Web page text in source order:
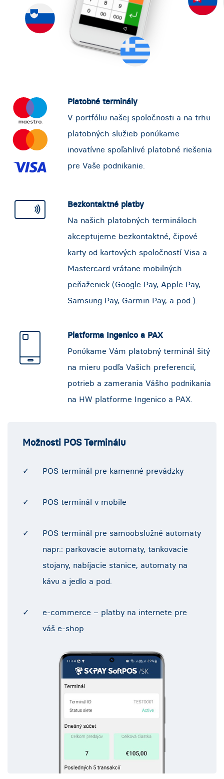
Platobné terminály
V portfóliu našej spoločnosti a na trhu
platobných služieb ponúkame
inovatívne spoľahlivé platobné riešenia
pre Vaše podnikanie.
Bezkontaktné platby
Na našich platobných termináloch
akceptujeme bezkontaktné, čipové
karty od kartových spoločností Visa a
Mastercard vrátane mobilných
peňaženiek (Google Pay, Apple Pay,
Samsung Pay, Garmin Pay, a pod.).
Platforma Ingenico a PAX
Ponúkame Vám platobný terminál šitý
na mieru podľa Vašich preferencií,
potrieb a zamerania Vášho podnikania
na HW platforme Ingenico a PAX.
Možnosti POS Terminálu
POS terminál pre kamenné prevádzky
POS terminál v mobile
POS terminál pre samoobslužné automaty
napr.: parkovacie automaty, tankovacie
stojany, nabíjacie stanice, automaty na
kávu a jedlo a pod.
e-commerce – platby na internete pre
váš e-shop